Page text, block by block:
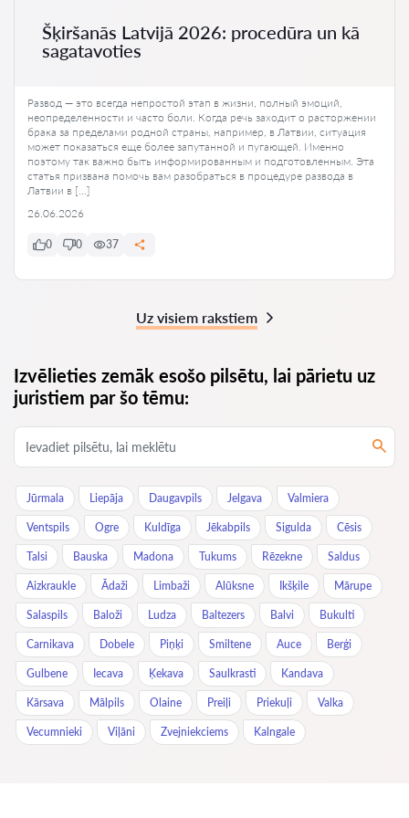
Šķiršanās Latvijā 2026: procedūra un kā
sagatavoties
Развод — это всегда непростой этап в жизни, полный эмоций,
неопределенности и часто боли. Когда речь заходит о расторжении
брака за пределами родной страны, например, в Латвии, ситуация
может показаться еще более запутанной и пугающей. Именно
поэтому так важно быть информированным и подготовленным. Эта
статья призвана помочь вам разобраться в процедуре развода в
Латвии в […]
26.06.2026
0 0 37
Uz visiem rakstiem
Izvēlieties zemāk esošo pilsētu, lai pārietu uz
juristiem par šo tēmu:
Jūrmala Liepāja Daugavpils Jelgava Valmiera
Ventspils Ogre Kuldīga Jēkabpils Sigulda Cēsis
Talsi Bauska Madona Tukums Rēzekne Saldus
Aizkraukle Ādaži Limbaži Alūksne Ikšķile Mārupe
Salaspils Baloži Ludza Baltezers Balvi Bukulti
Carnikava Dobele Piņķi Smiltene Auce Berģi
Gulbene Iecava Ķekava Saulkrasti Kandava
Kārsava Mālpils Olaine Preiļi Priekuļi Valka
Vecumnieki Viļāni Zvejniekciems Kalngale